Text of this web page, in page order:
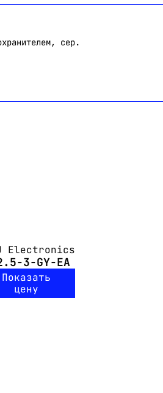
сер.
Electronics
3-GY-EA
Показать
цену